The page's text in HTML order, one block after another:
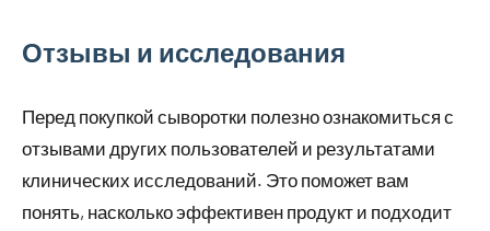
Отзывы и исследования
Перед покупкой сыворотки полезно ознакомиться с
отзывами других пользователей и результатами
клинических исследований. Это поможет вам
понять, насколько эффективен продукт и подходит